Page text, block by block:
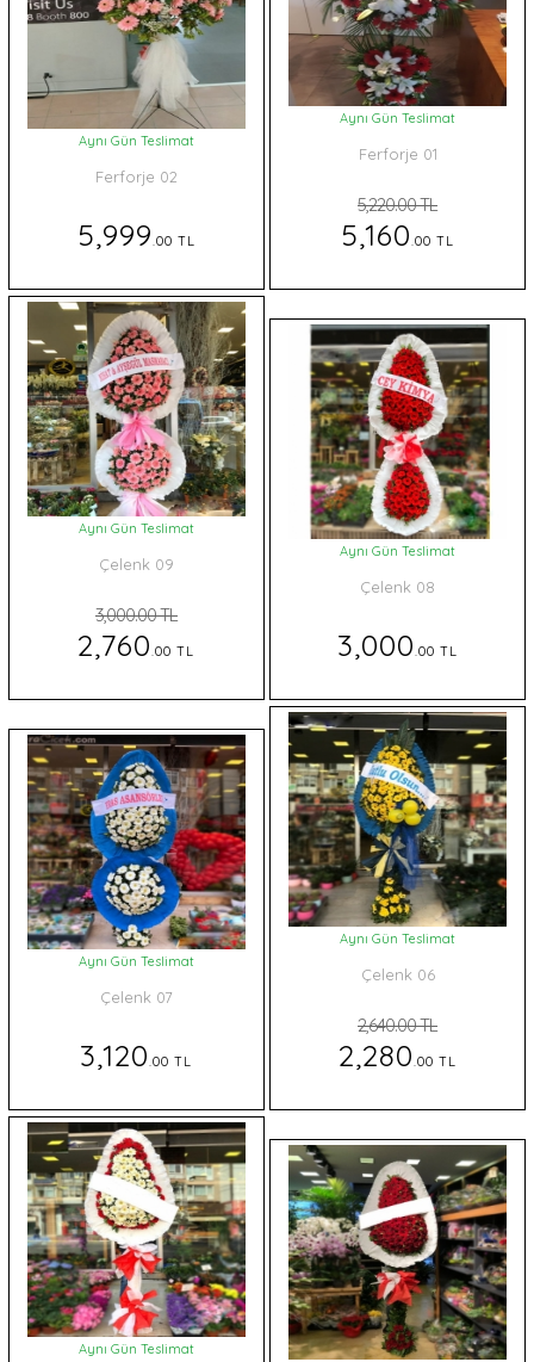
Aynı Gün Teslimat
Ferforje 02
5,999.00 TL
Aynı Gün Teslimat
Ferforje 01
5,220.00 TL
5,160.00 TL
Aynı Gün Teslimat
Çelenk 09
3,000.00 TL
2,760.00 TL
Aynı Gün Teslimat
Çelenk 08
3,000.00 TL
Aynı Gün Teslimat
Çelenk 07
3,120.00 TL
Aynı Gün Teslimat
Çelenk 06
2,640.00 TL
2,280.00 TL
Aynı Gün Teslimat